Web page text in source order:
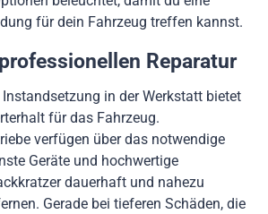
für dein Fahrzeug treffen kannst.
Reparatur
in der Werkstatt bietet
für das Fahrzeug.
verfügen über das notwendige
Geräte und hochwertige
dauerhaft und nahezu
Gerade bei tieferen Schäden, die